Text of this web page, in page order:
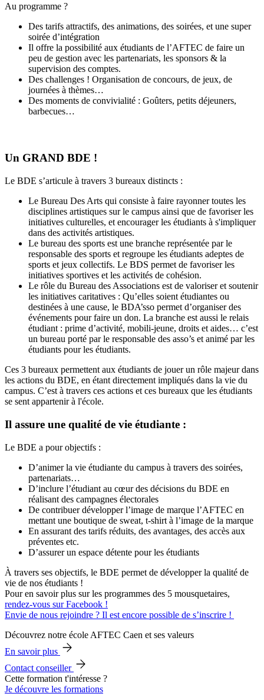
Au programme ?
Des tarifs attractifs, des animations, des soirées, et une super
soirée d’intégration
Il offre la possibilité aux étudiants de l’AFTEC de faire un
peu de gestion avec les partenariats, les sponsors & la
supervision des comptes.
Des challenges ! Organisation de concours, de jeux, de
journées à thèmes…
Des moments de convivialité : Goûters, petits déjeuners,
barbecues…
Un GRAND BDE !
Le BDE s’articule à travers 3 bureaux distincts :
Le Bureau Des Arts qui consiste à faire rayonner toutes les
disciplines artistiques sur le campus ainsi que de favoriser les
initiatives culturelles, et encourager les étudiants à s'impliquer
dans des activités artistiques.
Le bureau des sports est une branche représentée par le
responsable des sports et regroupe les étudiants adeptes de
sports et jeux collectifs. Le BDS permet de favoriser les
initiatives sportives et les activités de cohésion.
Le rôle du Bureau des Associations est de valoriser et soutenir
les initiatives caritatives : Qu’elles soient étudiantes ou
destinées à une cause, le BDA’sso permet d’organiser des
événements pour faire un don. La branche est aussi le relais
étudiant : prime d’activité, mobili-jeune, droits et aides… c’est
un bureau porté par le responsable des asso’s et animé par les
étudiants pour les étudiants.
Ces 3 bureaux permettent aux étudiants de jouer un rôle majeur dans
les actions du BDE, en étant directement impliqués dans la vie du
campus. C’est à travers ces actions et ces bureaux que les étudiants
se sent appartenir à l'école.
Il assure une qualité de vie étudiante :
Le BDE a pour objectifs :
D’animer la vie étudiante du campus à travers des soirées,
partenariats…
D’inclure l’étudiant au cœur des décisions du BDE en
réalisant des campagnes électorales
De contribuer développer l’image de marque l’AFTEC en
mettant une boutique de sweat, t-shirt à l’image de la marque
En assurant des tarifs réduits, des avantages, des accès aux
préventes etc.
D’assurer un espace détente pour les étudiants
À travers ses objectifs, le BDE permet de développer la qualité de
vie de nos étudiants !
Pour en savoir plus sur les programmes des 5 mousquetaires,
rendez-vous sur Facebook !
Envie de nous rejoindre ? Il est encore possible de s’inscrire !
Découvrez notre école AFTEC Caen et ses valeurs
En savoir plus
Contact conseiller
Cette formation t'intéresse ?
Je découvre les formations